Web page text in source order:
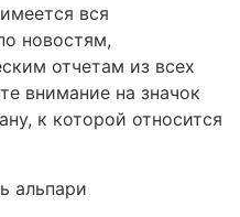
вся
новостям,
отчетам из всех
внимание на значок
к которой относится